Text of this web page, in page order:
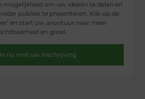
mogelijkheid om uw ideeën te delen en
publiek te presenteren. Klik op de
en start uw avontuur naar meer
en groei.
nu met uw inschrijving